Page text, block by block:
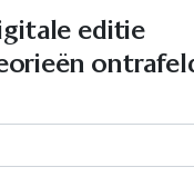
editie